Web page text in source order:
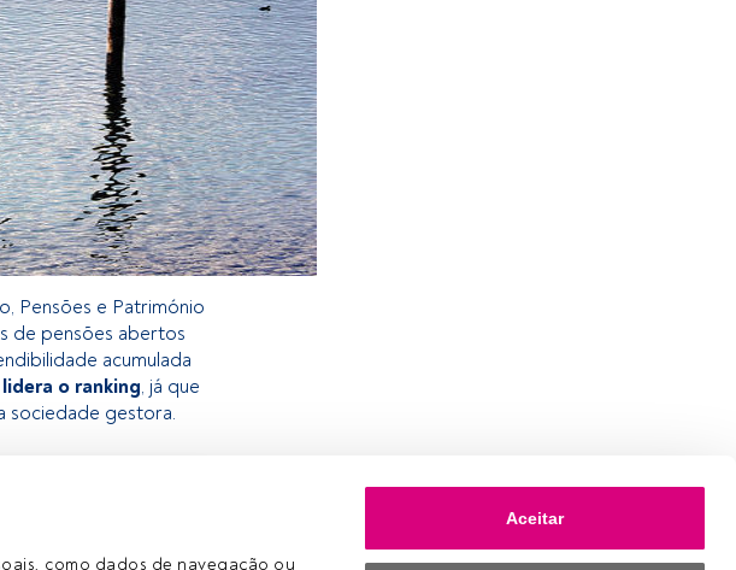
como dados de navegação ou
Aceitar
Pensões e Património
de pensões abertos
acumulada
o ranking, já que
sociedade gestora.
FundsPeople. Se já
que a FundsPeople